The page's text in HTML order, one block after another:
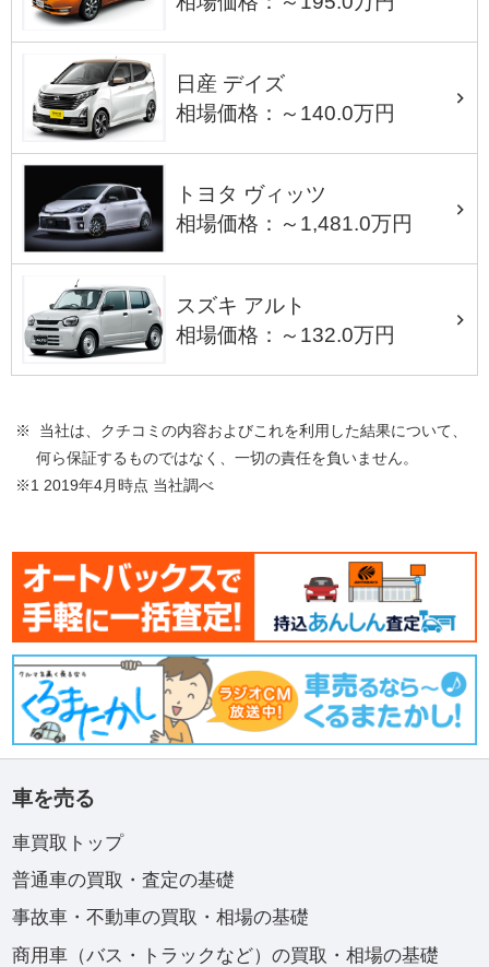
日産 デイズ
相場価格：～140.0万円
トヨタ ヴィッツ
相場価格：～1,481.0万円
スズキ アルト
相場価格：～132.0万円
※ 当社は、クチコミの内容およびこれを利用した結果について、
何ら保証するものではなく、一切の責任を負いません。
※1 2019年4月時点 当社調べ
車を売る
車買取トップ
普通車の買取・査定の基礎
事故車・不動車の買取・相場の基礎
商用車（バス・トラックなど）の買取・相場の基礎